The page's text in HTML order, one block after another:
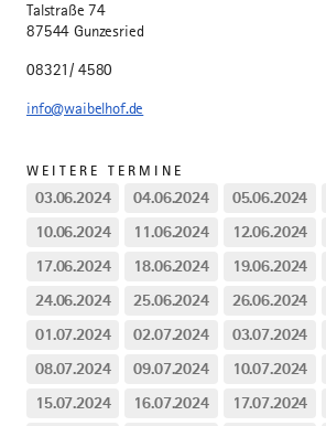
Talstraße 74
87544 Gunzesried
08321/ 4580
info@waibelhof.de
WEITERE TERMINE
03.06.2024 04.06.2024 05.06.2024
10.06.2024
11.06.2024 12.06.2024
17.06.2024
18.06.2024 19.06.2024
24.06.2024
25.06.2024 26.06.2024
01.07.2024
02.07.2024 03.07.2024
08.07.2024
09.07.2024 10.07.2024
15.07.2024
16.07.2024 17.07.2024